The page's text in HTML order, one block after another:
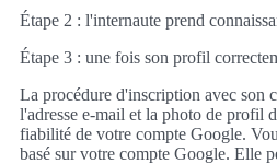
Étape 2 : l'internaute prend
Étape 3 : une fois son profil
La procédure d'inscription avec son
l'adresse e-mail et la photo de profil
fiabilité de votre compte Google.
basé sur votre compte Google. Elle